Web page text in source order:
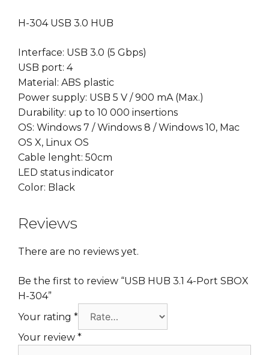
H-304 USB 3.0 HUB
Interface: USB 3.0 (5 Gbps)
USB port: 4
Material: ABS plastic
Power supply: USB 5 V / 900 mA (Max.)
Durability: up to 10 000 insertions
OS: Windows 7 / Windows 8 / Windows 10, Mac
OS X, Linux OS
Cable lenght: 50cm
LED status indicator
Color: Black
Reviews
There are no reviews yet.
Be the first to review “USB HUB 3.1 4-Port SBOX
H-304”
Your rating *
Your review *